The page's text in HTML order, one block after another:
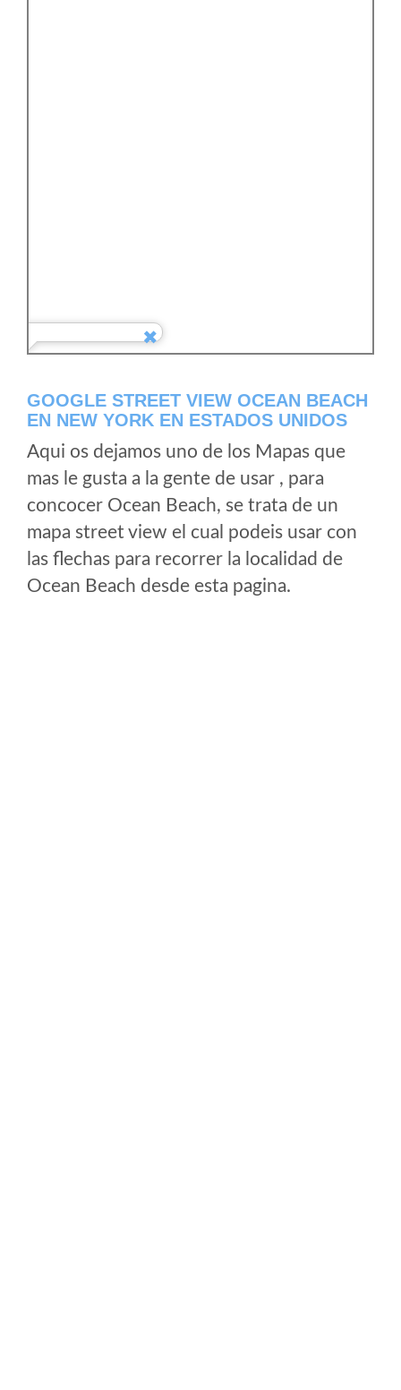
GOOGLE STREET VIEW OCEAN BEACH
EN NEW YORK EN ESTADOS UNIDOS
Aqui os dejamos uno de los Mapas que
mas le gusta a la gente de usar , para
concocer Ocean Beach, se trata de un
mapa street view el cual podeis usar con
las flechas para recorrer la localidad de
Ocean Beach desde esta pagina.